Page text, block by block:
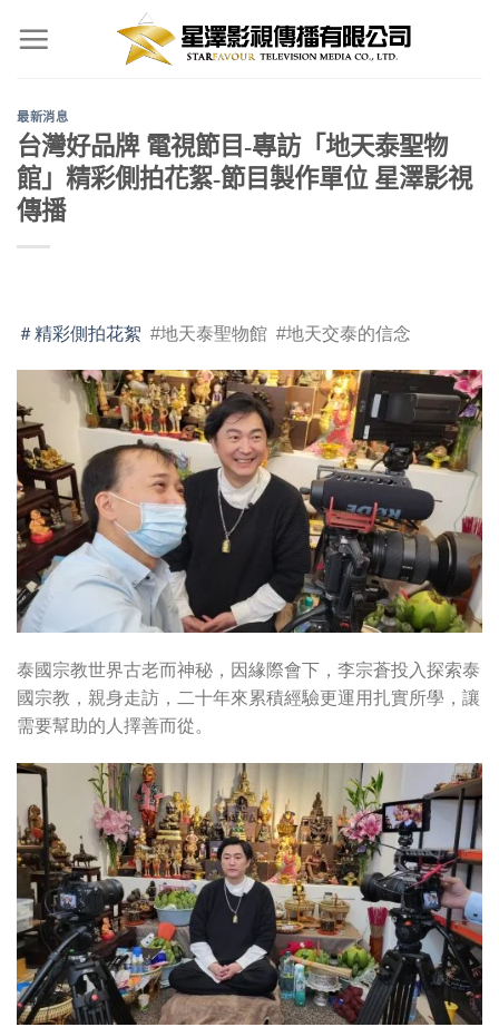
最新消息
台灣好品牌 電視節目-專訪「地天泰聖物
館」精彩側拍花絮-節目製作單位 星澤影視
傳播
＃精彩側拍花絮 #地天泰聖物館 #地天交泰的信念
泰國宗教世界古老而神秘，因緣際會下，李宗蒼投入探索泰
國宗教，親身走訪，二十年來累積經驗更運用扎實所學，讓
需要幫助的人擇善而從。